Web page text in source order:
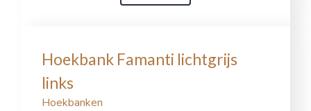
Hoekbank Famanti lichtgrijs
links
Hoekbanken